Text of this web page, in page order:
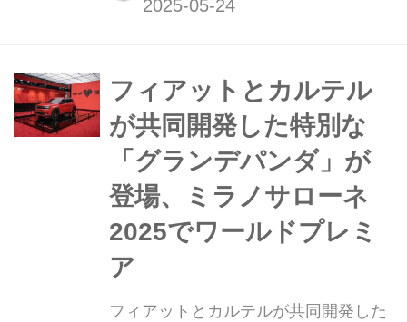
2025年5月20日、「グランデパンダ
パンダ ハイブリッド」の市販モデルも
発表した。
フィアットとカルテル
が共同開発した特別な
「グランデパンダ」が
登場、ミラノサローネ
2025でワールドプレミ
ア
フィアットとカルテルが共同開発した